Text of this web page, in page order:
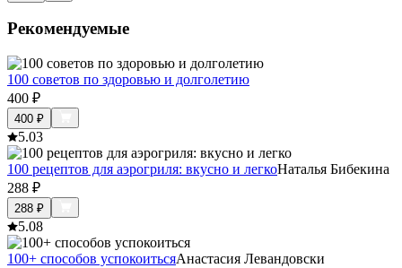
Рекомендуемые
100 советов по здоровью и долголетию
400 ₽
400 ₽
5.03
100 рецептов для аэрогриля: вкусно и легкоНаталья Бибекина
288 ₽
288 ₽
5.08
100+ способов успокоитьсяАнастасия Левандовски